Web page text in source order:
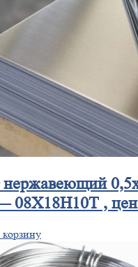
нержавеющий
08Х18Н10Т ,